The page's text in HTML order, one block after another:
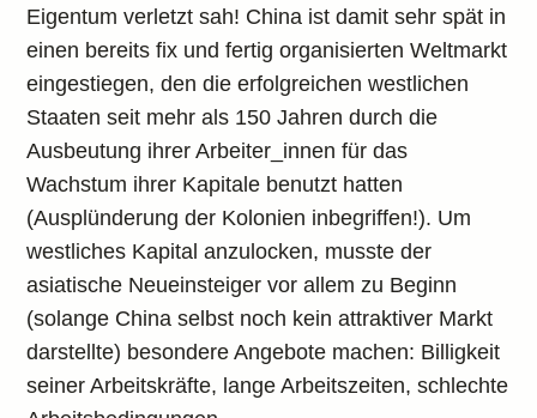
Eigentum verletzt sah! China ist damit sehr spät in
einen bereits fix und fertig organisierten Weltmarkt
eingestiegen, den die erfolgreichen westlichen
Staaten seit mehr als 150 Jahren durch die
Ausbeutung ihrer Arbeiter_innen für das
Wachstum ihrer Kapitale benutzt hatten
(Ausplünderung der Kolonien inbegriffen!). Um
westliches Kapital anzulocken, musste der
asiatische Neueinsteiger vor allem zu Beginn
(solange China selbst noch kein attraktiver Markt
darstellte) besondere Angebote machen: Billigkeit
seiner Arbeitskräfte, lange Arbeitszeiten, schlechte